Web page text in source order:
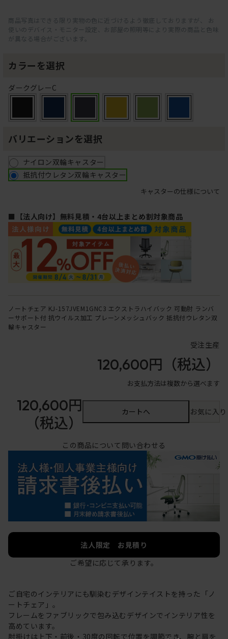
商品写真はできる限り実物の色に近づけるよう徹底しておりますが、 お
使いのデバイス・モニター設定、お部屋の照明等により実際の商品と色味
が異なる場合がございます。
カラーを選択
ダークグレーC
バリエーションを選択
ナイロン双輪キャスター
抵抗付ウレタン双輪キャスター
キャスターの仕様について
■【法人向け】無料見積・4台以上まとめ割対象商品
ノートチェア KJ-157JVEM1GNC3 エクストラハイバック 可動肘 ランバ
ーサポート付 抗ウイルス加工 プレーンメッシュバック 抵抗付ウレタン双
輪キャスター
受注生産
120,600円 （税込）
お支払方法は複数から選べます
120,600円
（税込）
カートへ お気に入
この商品について問い合わせる
法人限定 お見積り
ご希望に応じて承ります。
ご自宅のインテリアにも馴染むデザインテイストを持った「ノ
ートチェア」。
フレームをファブリックで包み込むデザインでインテリア性を
高めています。
肘掛けは上下・前後・30度の回転で位置を調節でき、腕と肩を